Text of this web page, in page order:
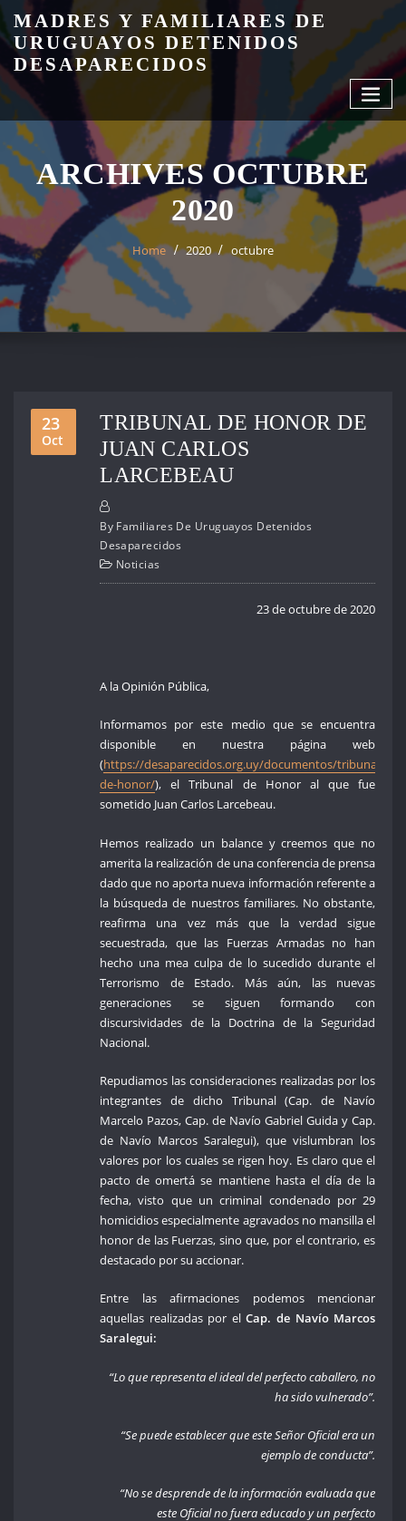
Skip
to
content
MADRES Y FAMILIARES DE
URUGUAYOS DETENIDOS
DESAPARECIDOS
ARCHIVES OCTUBRE
2020
Home 2020 octubre
23
Oct
TRIBUNAL DE HONOR DE
JUAN CARLOS
LARCEBEAU
By Familiares De Uruguayos Detenidos
Desaparecidos
Noticias
23 de octubre de 2020
A la Opinión Pública,
Informamos por este medio que se encuentra
disponible en nuestra página web
(https://desaparecidos.org.uy/documentos/tribunales-
de-honor/), el Tribunal de Honor al que fue
sometido Juan Carlos Larcebeau.
Hemos realizado un balance y creemos que no
amerita la realización de una conferencia de prensa
dado que no aporta nueva información referente a
la búsqueda de nuestros familiares. No obstante,
reafirma una vez más que la verdad sigue
secuestrada, que las Fuerzas Armadas no han
hecho una mea culpa de lo sucedido durante el
Terrorismo de Estado. Más aún, las nuevas
generaciones se siguen formando con
discursividades de la Doctrina de la Seguridad
Nacional.
Repudiamos las consideraciones realizadas por los
integrantes de dicho Tribunal (Cap. de Navío
Marcelo Pazos, Cap. de Navío Gabriel Guida y Cap.
de Navío Marcos Saralegui), que vislumbran los
valores por los cuales se rigen hoy. Es claro que el
pacto de omertá se mantiene hasta el día de la
fecha, visto que un criminal condenado por 29
homicidios especialmente agravados no mansilla el
honor de las Fuerzas, sino que, por el contrario, es
destacado por su accionar.
Entre las afirmaciones podemos mencionar
aquellas realizadas por elCap. de Navío Marcos
Saralegui:
“Lo que representa el ideal del perfecto caballero, no
ha sido vulnerado”.
“Se puede establecer que este Señor Oficial era un
ejemplo de conducta”.
“No se desprende de la información evaluada que
este Oficial no fuera educado y un perfecto